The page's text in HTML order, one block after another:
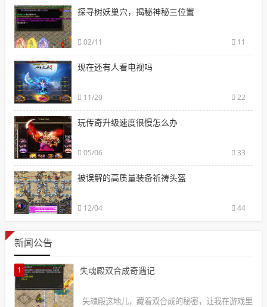
探寻树妖巢穴，揭秘神秘三位置
02/11 11
现在还有人看电视吗
11/20 22
玩传奇升级速度很慢怎么办
05/06 33
被误解的高质量装备祈祷头盔
12/04 44
新闻公告
1 失魂殿双合成奇遇记
失魂殿这地儿，藏着双合成的秘密，让我在游戏里